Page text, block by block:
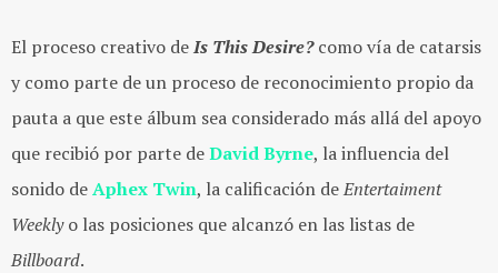
El proceso creativo deIs This Desire?como vía de catarsis
y como parte de un proceso de reconocimiento propio da
pauta a que este álbum sea considerado más allá del apoyo
que recibió por parte deDavid Byrne, la influencia del
sonido deAphex Twin, la calificación deEntertaiment
Weeklyo las posiciones que alcanzó en las listas de
Billboard.